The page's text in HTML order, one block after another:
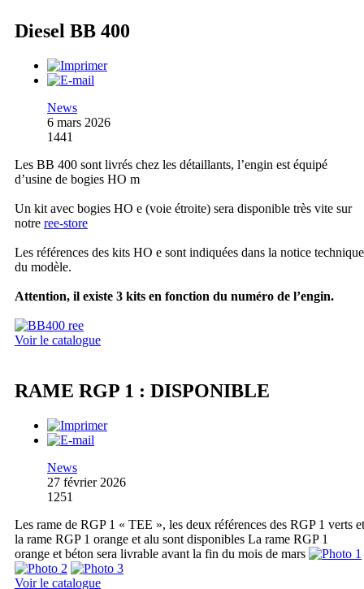
Diesel BB 400
News
6 mars 2026
1441
Les BB 400 sont livrés chez les détaillants, l’engin est équipé
d’usine de bogies HO m
Un kit avec bogies HO e (voie étroite) sera disponible très vite sur
notre ree-store
Les références des kits HO e sont indiquées dans la notice technique
du modèle.
Attention, il existe 3 kits en fonction du numéro de l’engin.
Voir le catalogue
RAME RGP 1 : DISPONIBLE
News
27 février 2026
1251
Les rame de RGP 1 « TEE », les deux références des RGP 1 verts et
la rame RGP 1 orange et alu sont disponibles La rame RGP 1
orange et béton sera livrable avant la fin du mois de mars
Voir le catalogue